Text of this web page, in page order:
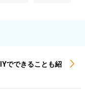
でできることも紹